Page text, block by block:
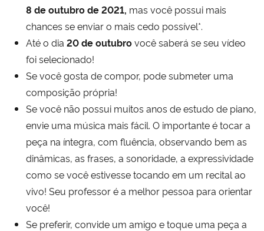
8 de outubro de 2021, mas você possui mais
chances se enviar o mais cedo possível*.
Até o dia 20 de outubrovocê saberá se seu vídeo
foi selecionado!
Se você gosta de compor, pode submeter uma
composição própria!
Se você não possui muitos anos de estudo de piano,
envie uma música mais fácil. O importante é tocar a
peça na íntegra, com fluência, observando bem as
dinâmicas, as frases, a sonoridade, a expressividade
como se você estivesse tocando em um recital ao
vivo! Seu professor é a melhor pessoa para orientar
você!
Se preferir, convide um amigo e toque uma peça a